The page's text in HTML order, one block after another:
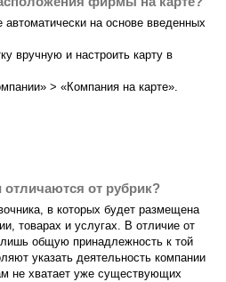
автоматически на основе введенных
вручную и настроить карту в
> «Компания на карте».
отличаются от рубрик?
в которых будет размещена
товарах и услугах. В отличие от
общую принадлежность к той
указать деятельность компании
не хватает уже существующих